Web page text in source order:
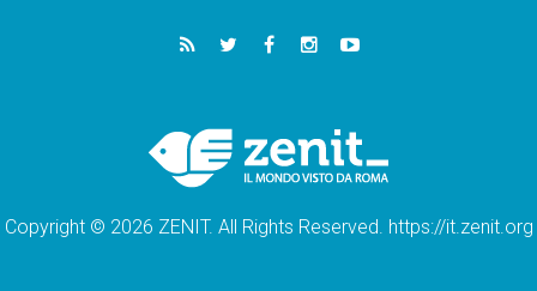
Copyright © 2026 ZENIT. All Rights Reserved. https://it.zenit.org